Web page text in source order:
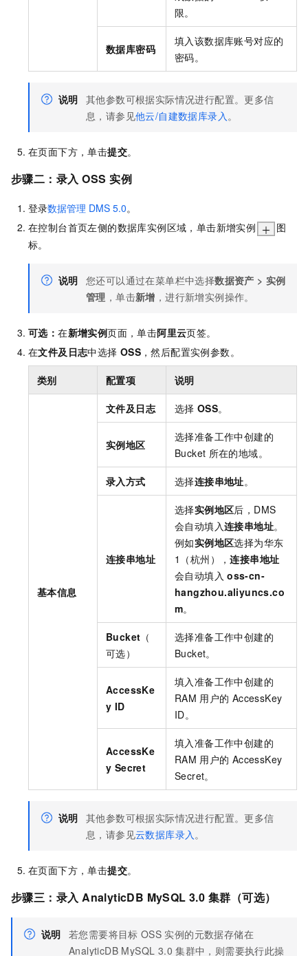
限。
数据库密码
填入该数据库账号对应的
密码。
说明 其他参数可根据实际情况进行配置。更多信
息，请参见他云/自建数据库录入。
在页面下方，单击提交。
步骤二：录入 OSS 实例
登录数据管理 DMS 5.0。
在控制台首页左侧的数据库实例区域，单击新增实例
图
标。
说明 您还可以通过在菜单栏中选择数据资产 >实例
管理 ，单击新增 ，进行新增实例操作。
可选：在新增实例页面，单击阿里云页签。
在文件及日志中选择 OSS ，然后配置实例参数。
类别 配置项 说明
基本信息
文件及日志 选择 OSS。
实例地区
选择准备工作中创建的
Bucket 所在的地域。
录入方式 选择连接串地址。
连接串地址
选择实例地区后，DMS
会自动填入连接串地址。
例如实例地区选择为华东
1（杭州），连接串地址
会自动填入 oss-cn-
hangzhou.aliyuncs.co
m。
Bucket （
可选）
选择准备工作中创建的
Bucket。
AccessKe
y ID
填入准备工作中创建的
RAM 用户的 AccessKey
ID。
AccessKe
y Secret
填入准备工作中创建的
RAM 用户的 AccessKey
Secret。
说明 其他参数可根据实际情况进行配置。更多信
息，请参见云数据库录入 。
在页面下方，单击提交。
步骤三：录入 AnalyticDB MySQL 3.0 集群（可选）
说明 若您需要将目标 OSS 实例的元数据存储在
AnalyticDB MySQL 3.0 集群中，则需要执行此操